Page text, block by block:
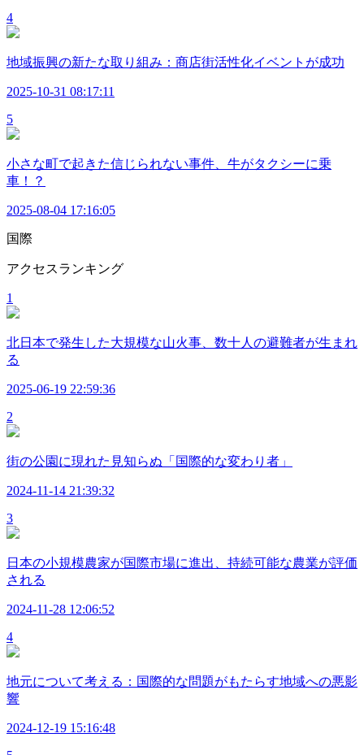
4
地域振興の新たな取り組み：商店街活性化イベントが成功
2025-10-31 08:17:11
5
小さな町で起きた信じられない事件、牛がタクシーに乗
車！？
2025-08-04 17:16:05
国際
アクセスランキング
1
北日本で発生した大規模な山火事、数十人の避難者が生まれ
る
2025-06-19 22:59:36
2
街の公園に現れた見知らぬ「国際的な変わり者」
2024-11-14 21:39:32
3
日本の小規模農家が国際市場に進出、持続可能な農業が評価
される
2024-11-28 12:06:52
4
地元について考える：国際的な問題がもたらす地域への悪影
響
2024-12-19 15:16:48